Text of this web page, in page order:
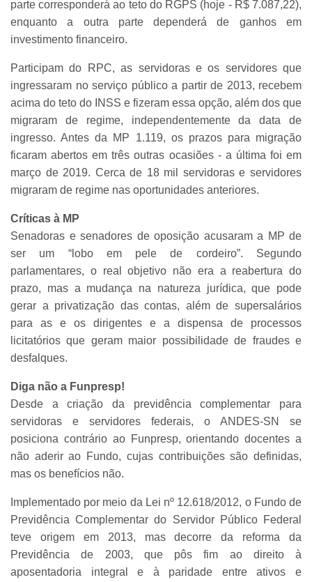
parte corresponderá ao teto do RGPS (hoje - R$ 7.087,22),
enquanto a outra parte dependerá de ganhos em
investimento financeiro.
Participam do RPC, as servidoras e os servidores que
ingressaram no serviço público a partir de 2013, recebem
acima do teto do INSS e fizeram essa opção, além dos que
migraram de regime, independentemente da data de
ingresso. Antes da MP 1.119, os prazos para migração
ficaram abertos em três outras ocasiões - a última foi em
março de 2019. Cerca de 18 mil servidoras e servidores
migraram de regime nas oportunidades anteriores.
Críticas à MP
Senadoras e senadores de oposição acusaram a MP de
ser um “lobo em pele de cordeiro”. Segundo
parlamentares, o real objetivo não era a reabertura do
prazo, mas a mudança na natureza jurídica, que pode
gerar a privatização das contas, além de supersalários
para as e os dirigentes e a dispensa de processos
licitatórios que geram maior possibilidade de fraudes e
desfalques.
Diga não a Funpresp!
Desde a criação da previdência complementar para
servidoras e servidores federais, o ANDES-SN se
posiciona contrário ao Funpresp, orientando docentes a
não aderir ao Fundo, cujas contribuições são definidas,
mas os benefícios não.
Implementado por meio da Lei nº 12.618/2012, o Fundo de
Previdência Complementar do Servidor Público Federal
teve origem em 2013, mas decorre da reforma da
Previdência de 2003, que pôs fim ao direito à
aposentadoria integral e à paridade entre ativos e